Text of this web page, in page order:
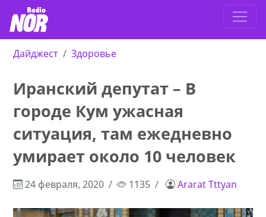
Дайджест Здоровье
Иранский депутат – В
городе Кум ужасная
ситуация, там ежедневно
умирает около 10 человек
24 февраля, 2020 1135 Ararat Tttyan